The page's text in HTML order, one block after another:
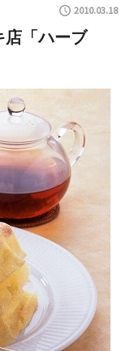
2010.03.18
店「ハーブ